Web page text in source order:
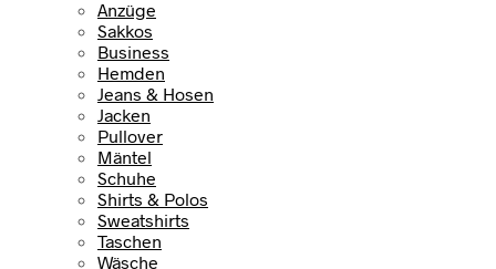
Anzüge
Sakkos
Business
Hemden
Jeans & Hosen
Jacken
Pullover
Mäntel
Schuhe
Shirts & Polos
Sweatshirts
Taschen
Wäsche